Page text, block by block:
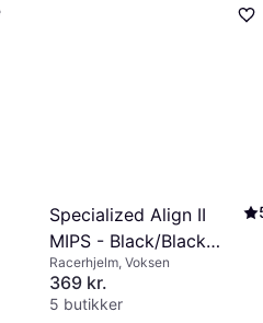
Specialized Align II
MIPS - Black/Black
Reflective
Racerhjelm, Voksen
369 kr.
5 butikker